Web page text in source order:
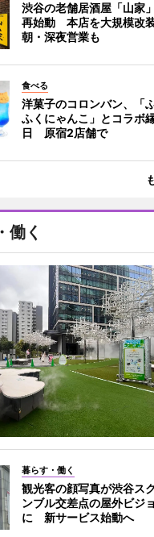
渋谷の老舗居酒屋「山家
再始動 本店を大規模改装
朝・深夜営業も
食べる
洋菓子のコロンバン、「
ふくにゃんこ」とコラボ
日 原宿2店舗で
働く
暮らす・働く
観光客の顔写真が渋谷ス
ンブル交差点の屋外ビジ
に 新サービス始動へ